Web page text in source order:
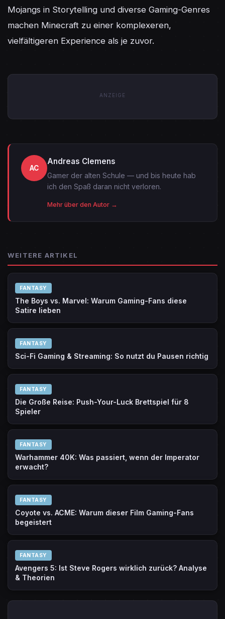
Mojangs in Storytelling und diverse Gaming-Genres
machen Minecraft zu einer komplexeren,
vielfältigeren Experience als je zuvor.
ANZEIGE
AC
Andreas Clemens
Gamer der alten Schule — und bis heute hab
ich den Spaß daran nicht verloren.
Mehr über den Autor →
WEITERE ARTIKEL
FANTASY
The Boys vs. Marvel: Warum Gaming-Fans diese
Satire lieben
FANTASY
Sci-Fi Gaming & Streaming: So nutzt du Pausen richtig
FANTASY
Die Große Reise: Push-Your-Luck Brettspiel für 8
Spieler
FANTASY
Warhammer 40K: Was passiert, wenn der Imperator
erwacht?
FANTASY
Coyote vs. ACME: Warum dieser Film Gaming-Fans
begeistert
FANTASY
Avengers 5: Ist Steve Rogers wirklich zurück? Analyse
& Theorien